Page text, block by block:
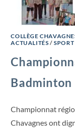
COLLÈGE
ACTUALITÉS /
Badminton
Championnat
Chavagnes ont